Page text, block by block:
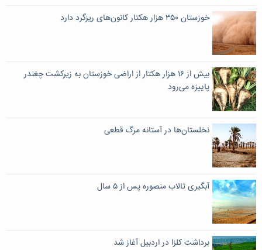
خوزستان ۳۵۰ هزار هکتار کانون‌های ریزگرد دارد
بیش از ۱۶ هزار هکتار از اراضی خوزستان به زیرکشت چغندر
پاییزه می‌رود
نخلستان‌ها در آستانه مرگ قطعی
آبگیری تالاب منصوره پس از ۵ سال
برداشت کلزا در اردبیل آغاز شد